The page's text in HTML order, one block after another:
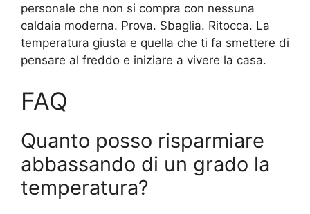
personale che non si compra con nessuna
caldaia moderna. Prova. Sbaglia. Ritocca. La
temperatura giusta e quella che ti fa smettere di
pensare al freddo e iniziare a vivere la casa.
FAQ
Quanto posso risparmiare
abbassando di un grado la
temperatura?